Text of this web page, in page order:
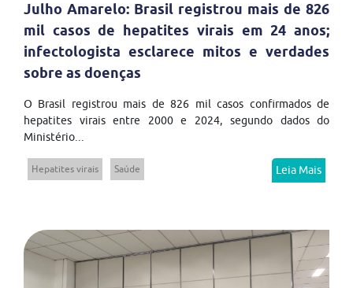
Julho Amarelo: Brasil registrou mais de 826
mil casos de hepatites virais em 24 anos;
infectologista esclarece mitos e verdades
sobre as doenças
O Brasil registrou mais de 826 mil casos confirmados de
hepatites virais entre 2000 e 2024, segundo dados do
Ministério...
Hepatites virais Saúde Leia Mais